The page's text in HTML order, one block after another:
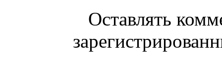
Оставлять